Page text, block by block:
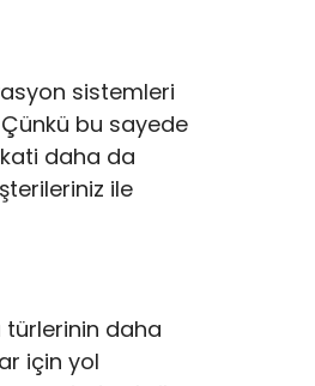
sistemleri
bu sayede
daha da
ile
türlerinin daha
için yol